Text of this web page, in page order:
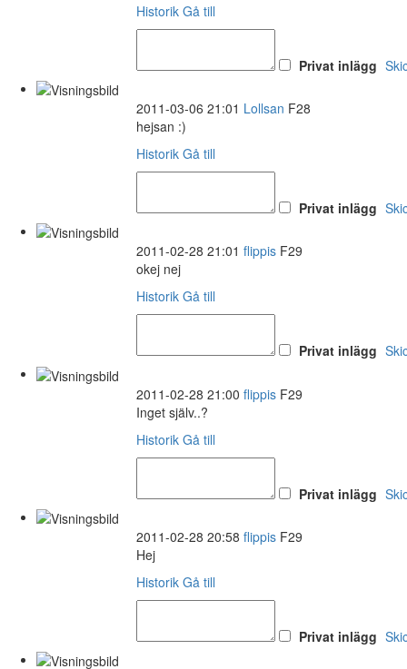
Historik Gå till
Privat inlägg
2011-03-06 21:01 Lollsan F28
hejsan :)
Historik Gå till
Privat inlägg
2011-02-28 21:01 flippis F29
okej nej
Historik Gå till
Privat inlägg
2011-02-28 21:00 flippis F29
Inget själv..?
Historik Gå till
Privat inlägg
2011-02-28 20:58 flippis F29
Hej
Historik Gå till
Privat inlägg